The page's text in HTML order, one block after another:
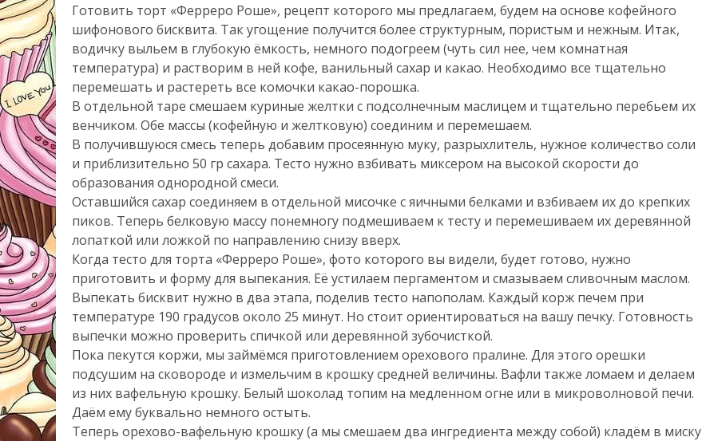
Готовить торт «Ферреро Роше», рецепт которого мы предлагаем, будем на основе кофейного
шифонового бисквита. Так угощение получится более структурным, пористым и нежным. Итак,
водичку выльем в глубокую ёмкость, немного подогреем (чуть сил нее, чем комнатная
температура) и растворим в ней кофе, ванильный сахар и какао. Необходимо все тщательно
перемешать и растереть все комочки какао-порошка.
В отдельной таре смешаем куриные желтки с подсолнечным маслицем и тщательно перебьем их
венчиком. Обе массы (кофейную и желтковую) соединим и перемешаем.
В получившуюся смесь теперь добавим просеянную муку, разрыхлитель, нужное количество соли
и приблизительно 50 гр сахара. Тесто нужно взбивать миксером на высокой скорости до
образования однородной смеси.
Оставшийся сахар соединяем в отдельной мисочке с яичными белками и взбиваем их до крепких
пиков. Теперь белковую массу понемногу подмешиваем к тесту и перемешиваем их деревянной
лопаткой или ложкой по направлению снизу вверх.
Когда тесто для торта «Ферреро Роше», фото которого вы видели, будет готово, нужно
приготовить и форму для выпекания. Её устилаем пергаментом и смазываем сливочным маслом.
Выпекать бисквит нужно в два этапа, поделив тесто напополам. Каждый корж печем при
температуре 190 градусов около 25 минут. Но стоит ориентироваться на вашу печку. Готовность
выпечки можно проверить спичкой или деревянной зубочисткой.
Пока пекутся коржи, мы займёмся приготовлением орехового пралине. Для этого орешки
подсушим на сковороде и измельчим в крошку средней величины. Вафли также ломаем и делаем
из них вафельную крошку. Белый шоколад топим на медленном огне или в микроволновой печи.
Даём ему буквально немного остыть.
Теперь орехово-вафельную крошку (а мы смешаем два ингредиента между собой) кладём в миску